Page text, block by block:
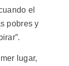
el
pobres y
lugar,